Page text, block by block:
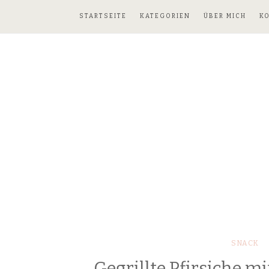
STARTSEITE KATEGORIEN ÜBER MICH
SNACK